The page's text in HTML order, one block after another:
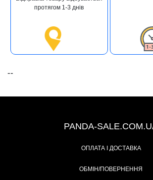
протягом 1-3 днів
--
PANDA-
ОПЛАТА І ДОСТАВКА
ОБМІН/ПОВЕРНЕННЯ